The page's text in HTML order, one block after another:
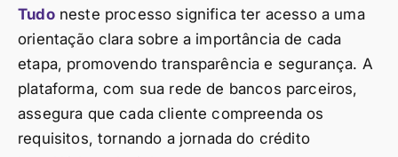
Tudoneste processo significa ter acesso a uma
orientação clara sobre a importância de cada
etapa, promovendo transparência e segurança. A
plataforma, com sua rede de bancos parceiros,
assegura que cada cliente compreenda os
requisitos, tornando a jornada do crédito